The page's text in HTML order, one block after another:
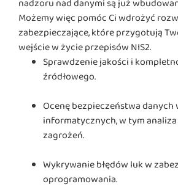
nadzoru nad danymi są już
Możemy więc pomóc Ci wdrożyć
zabezpieczające, które przygotują
wejście w życie przepisów NIS2.
Sprawdzenie jakości i
źródłowego.
Ocenę bezpieczeństwa danych
informatycznych, w tym
zagrożeń.
Wykrywanie błędów luk w
oprogramowania.